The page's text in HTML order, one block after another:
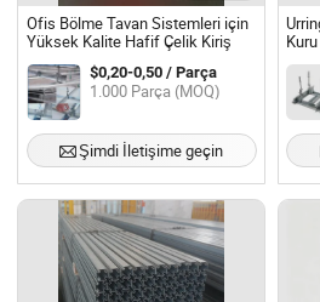
Ofis Bölme Tavan Sistemleri için
Yüksek Kalite Hafif Çelik Kiriş
$0,20-0,50 / Parça
1.000 Parça (MOQ)
Şimdi İletişime geçin